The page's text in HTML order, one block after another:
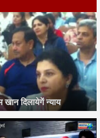
खान दिलायेगें न्याय